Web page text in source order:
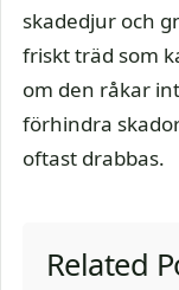
skadedjur och
friskt träd som
om den råkar
förhindra
oftast drabbas.
Related